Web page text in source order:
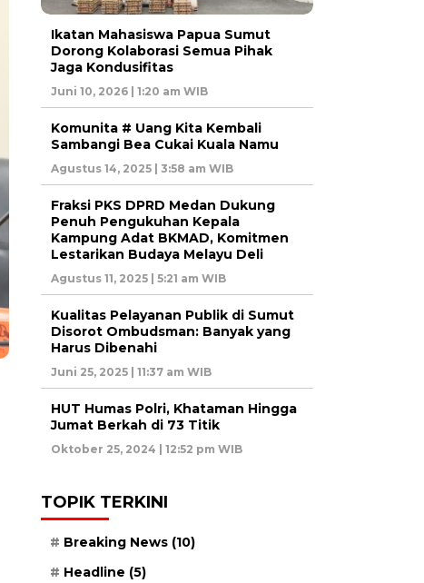
Ikatan Mahasiswa Papua Sumut
Dorong Kolaborasi Semua Pihak
Jaga Kondusifitas
Juni 10, 2026 | 1:20 am WIB
Komunita # Uang Kita Kembali
Sambangi Bea Cukai Kuala Namu
Agustus 14, 2025 | 3:58 am WIB
Fraksi PKS DPRD Medan Dukung
Penuh Pengukuhan Kepala
Kampung Adat BKMAD, Komitmen
Lestarikan Budaya Melayu Deli
Agustus 11, 2025 | 5:21 am WIB
Kualitas Pelayanan Publik di Sumut
Disorot Ombudsman: Banyak yang
Harus Dibenahi
Juni 25, 2025 | 11:37 am WIB
HUT Humas Polri, Khataman Hingga
Jumat Berkah di 73 Titik
Oktober 25, 2024 | 12:52 pm WIB
TOPIK TERKINI
Breaking News (10)
Headline (5)